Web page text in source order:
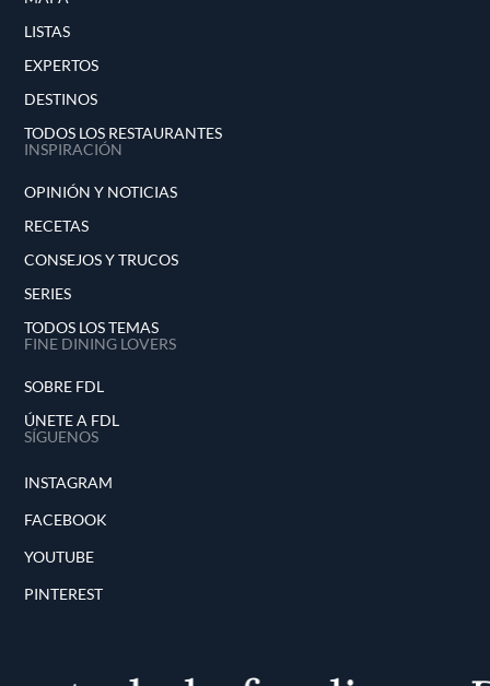
LISTAS
EXPERTOS
DESTINOS
TODOS LOS RESTAURANTES
INSPIRACIÓN
OPINIÓN Y NOTICIAS
RECETAS
CONSEJOS Y TRUCOS
SERIES
TODOS LOS TEMAS
FINE DINING LOVERS
SOBRE FDL
ÚNETE A FDL
SÍGUENOS
INSTAGRAM
FACEBOOK
YOUTUBE
PINTEREST